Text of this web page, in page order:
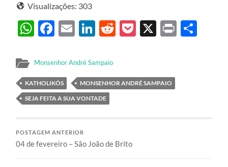
Visualizações: 303
WhatsApp
Facebook
EmailLinkedIn
Reddit
Pocket
X Print
Monsenhor André Sampaio
KATHOLIKÓS
MONSENHOR ANDRÉ SAMPAIO
SEJA FEITA A SUA VONTADE
POSTAGEM ANTERIOR
04 de fevereiro – São João de Brito